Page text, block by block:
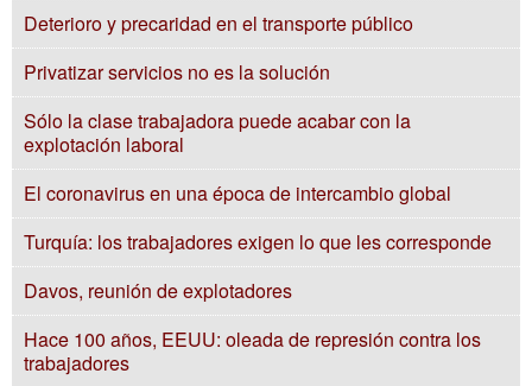
Deterioro y precaridad en el transporte público
Privatizar servicios no es la solución
Sólo la clase trabajadora puede acabar con la
explotación laboral
El coronavirus en una época de intercambio global
Turquía: los trabajadores exigen lo que les corresponde
Davos, reunión de explotadores
Hace 100 años, EEUU: oleada de represión contra los
trabajadores